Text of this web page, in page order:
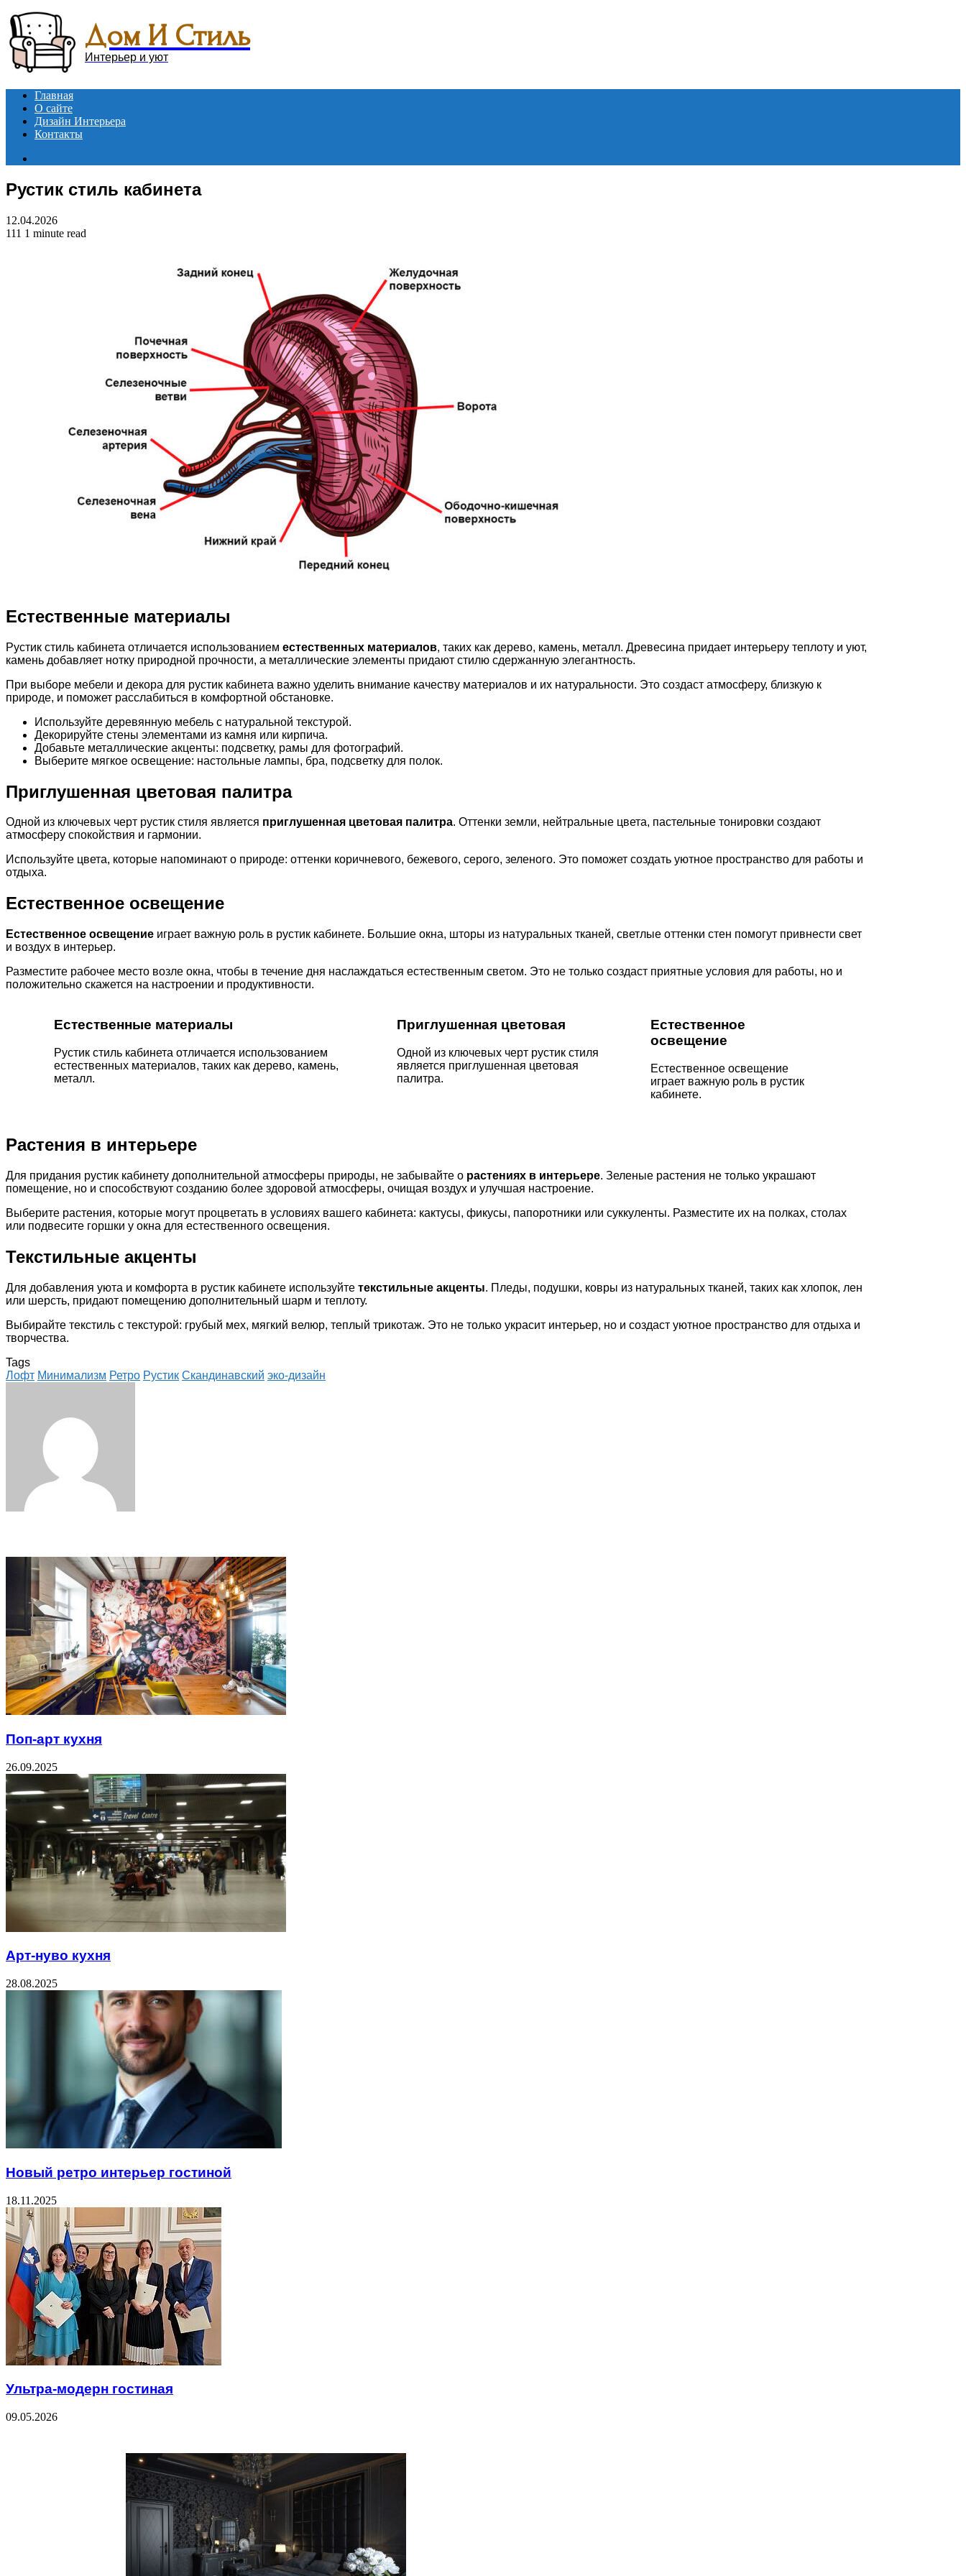
Menu
Дом И Стиль
Интерьер и уют
Главная
О сайте
Дизайн Интерьера
Контакты
Рустик стиль кабинета
12.04.2026
111 1 minute read
Естественные материалы
Рустик стиль кабинета отличается использованием естественных материалов, таких как дерево, камень, металл. Древесина придает интерьеру теплоту и уют,
камень добавляет нотку природной прочности, а металлические элементы придают стилю сдержанную элегантность.
При выборе мебели и декора для рустик кабинета важно уделить внимание качеству материалов и их натуральности. Это создаст атмосферу, близкую к
природе, и поможет расслабиться в комфортной обстановке.
Используйте деревянную мебель с натуральной текстурой.
Декорируйте стены элементами из камня или кирпича.
Добавьте металлические акценты: подсветку, рамы для фотографий.
Выберите мягкое освещение: настольные лампы, бра, подсветку для полок.
Приглушенная цветовая палитра
Одной из ключевых черт рустик стиля является приглушенная цветовая палитра. Оттенки земли, нейтральные цвета, пастельные тонировки создают
атмосферу спокойствия и гармонии.
Используйте цвета, которые напоминают о природе: оттенки коричневого, бежевого, серого, зеленого. Это поможет создать уютное пространство для работы и
отдыха.
Естественное освещение
Естественное освещение играет важную роль в рустик кабинете. Большие окна, шторы из натуральных тканей, светлые оттенки стен помогут привнести свет
и воздух в интерьер.
Разместите рабочее место возле окна, чтобы в течение дня наслаждаться естественным светом. Это не только создаст приятные условия для работы, но и
положительно скажется на настроении и продуктивности.
Естественные материалы
Рустик стиль кабинета отличается использованием
естественных материалов, таких как дерево, камень,
металл.
Приглушенная цветовая
Одной из ключевых черт рустик стиля
является приглушенная цветовая
палитра.
Естественное
освещение
Естественное освещение
играет важную роль в рустик
кабинете.
Растения в интерьере
Для придания рустик кабинету дополнительной атмосферы природы, не забывайте о растениях в интерьере. Зеленые растения не только украшают
помещение, но и способствуют созданию более здоровой атмосферы, очищая воздух и улучшая настроение.
Выберите растения, которые могут процветать в условиях вашего кабинета: кактусы, фикусы, папоротники или суккуленты. Разместите их на полках, столах
или подвесите горшки у окна для естественного освещения.
Текстильные акценты
Для добавления уюта и комфорта в рустик кабинете используйте текстильные акценты. Пледы, подушки, ковры из натуральных тканей, таких как хлопок, лен
или шерсть, придают помещению дополнительный шарм и теплоту.
Выбирайте текстиль с текстурой: грубый мех, мягкий велюр, теплый трикотаж. Это не только украсит интерьер, но и создаст уютное пространство для отдыха и
творчества.
Tags
Лофт Минимализм Ретро Рустик Скандинавский эко-дизайн
Поп-арт кухня
26.09.2025
Арт-нуво кухня
28.08.2025
Новый ретро интерьер гостиной
18.11.2025
Ультра-модерн гостиная
09.05.2026